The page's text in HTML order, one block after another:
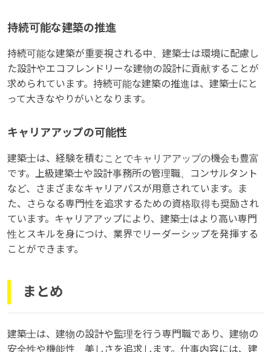
持続可能な建築の推進
持続可能な建築が重要視される中、建築士は環境に配慮し
た設計やエコフレンドリーな建物の設計に貢献することが
求められています。持続可能な建築の推進は、建築士にと
って大きなやりがいとなります。
キャリアアップの可能性
建築士は、経験を積むことでキャリアアップの機会も豊富
です。上級建築士や設計事務所の管理職、コンサルタント
など、さまざまなキャリアパスが用意されています。ま
た、さらなる専門性を追求するための資格取得も奨励され
ています。キャリアアップにより、建築士はより高い専門
性とスキルを身につけ、業界でリーダーシップを発揮する
ことができます。
まとめ
建築士は、建物の設計や監理を行う専門職であり、建物の
安全性や機能性、美しさを追求します。仕事内容には、建